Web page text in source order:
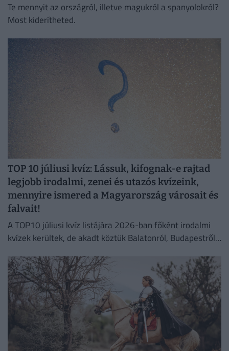
Te mennyit az országról, illetve magukról a spanyolokról?
Most kiderítheted.
TOP 10 júliusi kvíz: Lássuk, kifognak-e rajtad
legjobb irodalmi, zenei és utazós kvízeink,
mennyire ismered a Magyarország városait és
falvait!
A TOP10 júliusi kvíz listájára 2026-ban főként irodalmi
kvízek kerültek, de akadt köztük Balatonról, Budapestről,
legjobbakból!